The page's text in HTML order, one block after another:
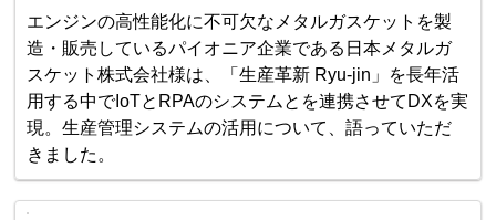
エンジンの高性能化に不可欠なメタルガスケットを製
造・販売しているパイオニア企業である日本メタルガ
スケット株式会社様は、「生産革新 Ryu-jin」を長年活
用する中でIoTとRPAのシステムとを連携させてDXを実
現。生産管理システムの活用について、語っていただ
きました。